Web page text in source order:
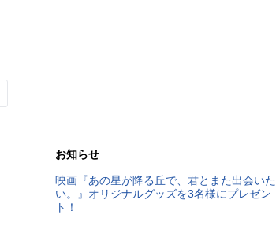
お知らせ
映画『あの星が降る丘で、君とまた出会いた
い。』オリジナルグッズを3名様にプレゼン
ト！